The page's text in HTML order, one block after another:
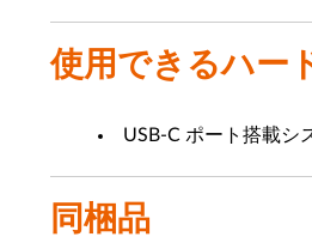
使用できるハー
USB-C ポート搭載シ
同梱品